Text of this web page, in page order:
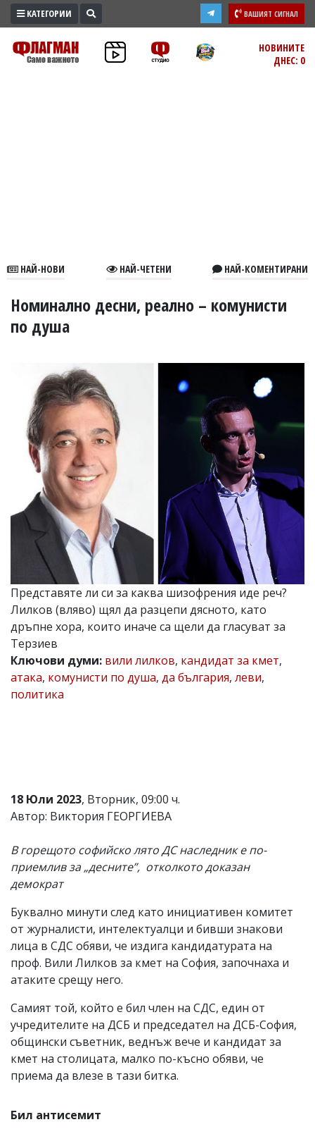
ПРОМО
ЗОНА
В
УКРАЙНА
БИЗНЕС
Управители:
Веселин
Василев,
v.vasilev@flagman.bg
Катя
Касабова,
еmail: k.kassabova@flagman.bg
редактор:
Иван
Колев,
email:
Коментарите
под
се
въвеждат
за
тях!
Ако
обиден
за
вас
коментар,
сигнализирайте
ни!
КАТЕГОРИИ ВАШИЯТ СИГНАЛ
НОВИНИТЕ
ДНЕС: 0
НАЙ-НОВИ НАЙ-ЧЕТЕНИ НАЙ-КОМЕНТИРАНИ
Номинално десни, реално – комунисти
по душа
Представяте ли си за каква шизофрения иде реч?
Лилков (вляво) щял да разцепи дясното, като
дръпне хора, които иначе са щели да гласуват за
Терзиев
Ключови думи: вили лилков, кандидат за кмет,
атака, комунисти по душа, да българия, леви,
политика
18 Юли 2023, Вторник, 09:00 ч.
Автор: Виктория ГЕОРГИЕВА
В горещото софийско лято ДС наследник е по-
приемлив за „десните”, отколкото доказан
демократ
Буквално минути след като инициативен комитет
от журналисти, интелектуалци и бивши знакови
лица в СДС обяви, че издига кандидатурата на
проф. Вили Лилков за кмет на София, започнаха и
атаките срещу него.
Самият той, който е бил член на СДС, един от
учредителите на ДСБ и председател на ДСБ-София,
общински съветник, веднъж вече и кандидат за
кмет на столицата, малко по-късно обяви, че
приема да влезе в тази битка.
Бил антисемит